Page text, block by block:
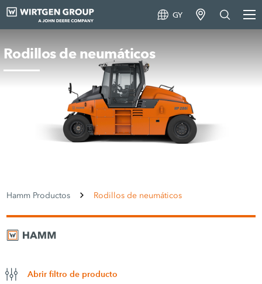
GY
Rodillos de neumáticos
Hamm Productos Rodillos de neumáticos
Abrir filtro de producto